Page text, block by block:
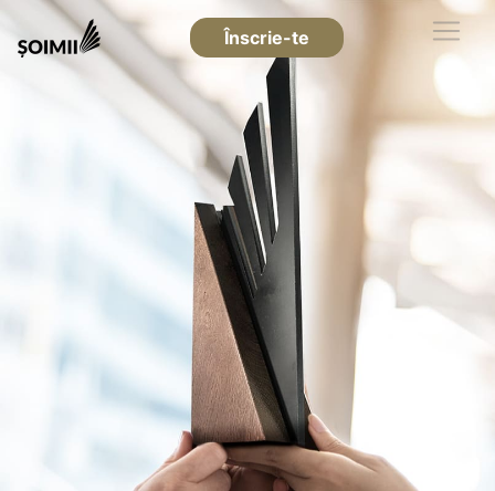
Înscrie-te